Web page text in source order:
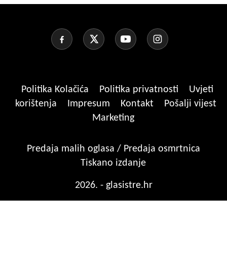
Politika Kolačića Politika privatnosti
Uvjeti
korištenja
Impresum Kontakt
Pošalji vijest
Marketing
Predaja malih oglasa / Predaja osmrtnica
Tiskano izdanje
2026. - glasistre.hr